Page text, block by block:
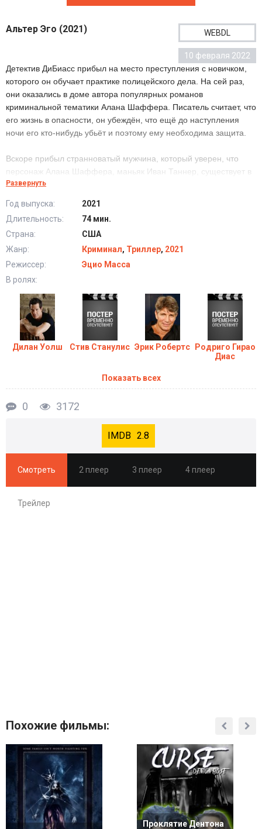
Альтер Эго (2021) WEBDL
10 февраля 2022
Детектив ДиБиасс прибыл на место преступления с новичком,
которого он обучает практике полицейского дела. На сей раз,
они оказались в доме автора популярных романов
криминальной тематики Алана Шаффера. Писатель считает, что
его жизнь в опасности, он убеждён, что ещё до наступления
ночи его кто-нибудь убьёт и поэтому ему необходима защита.
Вскоре прибыл странноватый мужчина, который уверен, что
персонаж Алана Шаффера, маньяк Иван Таннер, существует в
действительности и будет продолжать своё кровавое дело до
Альтер Эго (2021) в хорошем качестве HD
Развернуть
Год выпуска:
2021
Длительность:
74 мин.
Страна:
США
Жанр:
Криминал, Триллер, 2021
Режиссер:
Эцио Масса
В ролях:
Дилан Уолш Стив Станулис Эрик Робертс
Родриго Гирао
Диас
Показать всех
0 3172
2.8
Смотреть 2 плеер 3 плеер 4 плеер
Трейлер
Похожие фильмы:
Проклятие Дентона